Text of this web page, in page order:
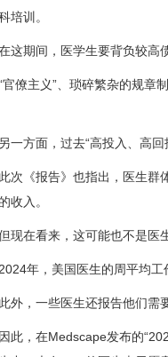
培训。
期间，医学生要背负较高债
主义”、琐碎繁杂的规章制
方面，过去“高投入、高回
《报告》也指出，医生群体
收入。
在看来，这可能也不是医生
年，美国医生的周平均工作
，一些医生还报告他们需要
，在Medscape发布的